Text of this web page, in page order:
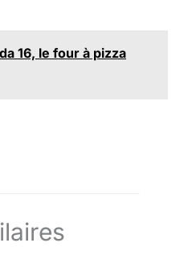
16, le four à pizza